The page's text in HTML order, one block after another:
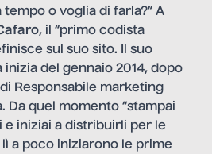
o voglia di farla?” A
, il “primo codista
sul suo sito. Il suo
del gennaio 2014, dopo
Responsabile marketing
Da quel momento “stampai
e iniziai a distribuirli per le
lì a poco iniziarono le prime